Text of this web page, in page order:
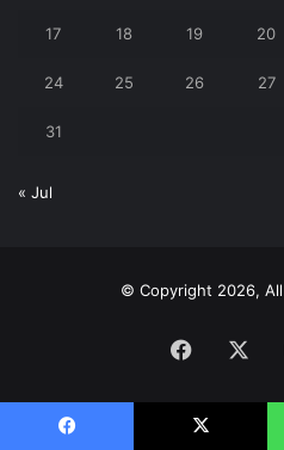
17 18 19 20
24 25 26 27
31
« Jul
© Copyright 2026,